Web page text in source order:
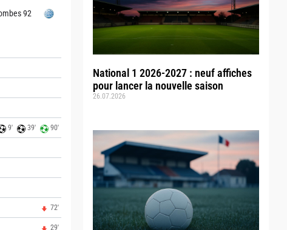
National 1 2026-2027 : neuf affiches
pour lancer la nouvelle saison
26.07.2026
92
9' 39' 90'
72'
29'